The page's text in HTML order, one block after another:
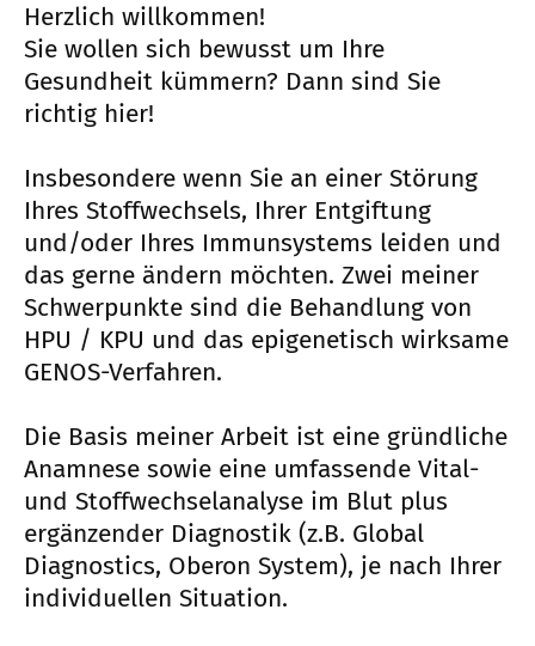
Herzlich willkommen!
Sie wollen sich bewusst um Ihre
Gesundheit kümmern? Dann sind Sie
richtig hier!
Insbesondere wenn Sie an einer Störung
Ihres Stoffwechsels, Ihrer Entgiftung
und/oder Ihres Immunsystems leiden und
das gerne ändern möchten. Zwei meiner
Schwerpunkte sind die Behandlung von
HPU / KPU und das epigenetisch wirksame
GENOS-Verfahren.
Die Basis meiner Arbeit ist eine gründliche
Anamnese sowie eine umfassende Vital-
und Stoffwechselanalyse im Blut plus
ergänzender Diagnostik (z.B. Global
Diagnostics, Oberon System), je nach Ihrer
individuellen Situation.